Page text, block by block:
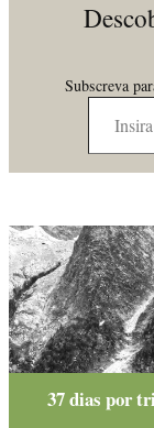
Subscreva
Insira o seu email…
37 dias por